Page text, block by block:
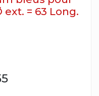
= 63 Long.